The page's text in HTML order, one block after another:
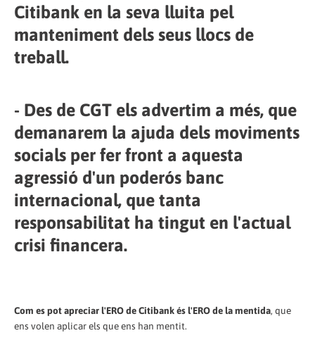
Citibank en la seva lluita pel
manteniment dels seus llocs de
treball.
- Des de CGT els advertim a més, que
demanarem la ajuda dels moviments
socials per fer front a aquesta
agressió d'un poderós banc
internacional, que tanta
responsabilitat ha tingut en l'actual
crisi financera.
Com es pot apreciar l'ERO de Citibank és l'ERO de la mentida, que
ens volen aplicar els que ens han mentit.